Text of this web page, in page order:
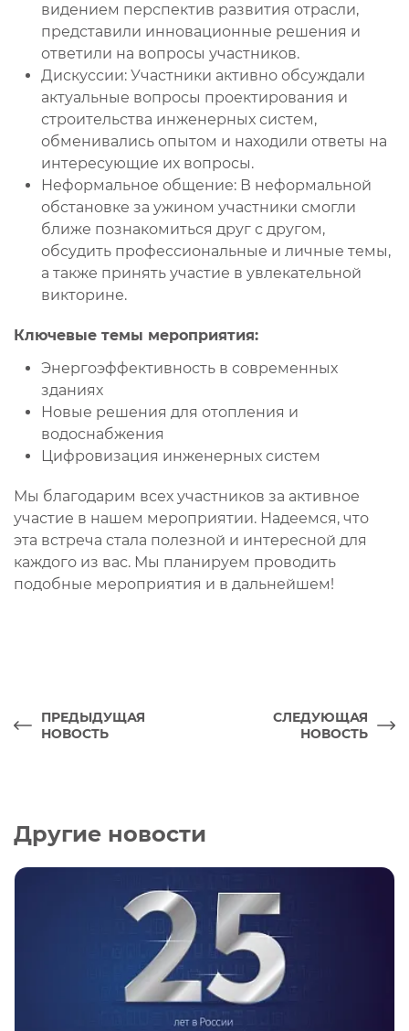
видением перспектив развития отрасли,
представили инновационные решения и
ответили на вопросы участников.
Дискуссии: Участники активно обсуждали
актуальные вопросы проектирования и
строительства инженерных систем,
обменивались опытом и находили ответы на
интересующие их вопросы.
Неформальное общение: В неформальной
обстановке за ужином участники смогли
ближе познакомиться друг с другом,
обсудить профессиональные и личные темы,
а также принять участие в увлекательной
викторине.
Ключевые темы мероприятия:
Энергоэффективность в современных
зданиях
Новые решения для отопления и
водоснабжения
Цифровизация инженерных систем
Мы благодарим всех участников за активное
участие в нашем мероприятии. Надеемся, что
эта встреча стала полезной и интересной для
каждого из вас. Мы планируем проводить
подобные мероприятия и в дальнейшем!
ПРЕДЫДУЩАЯ
НОВОСТЬ
СЛЕДУЮЩАЯ
НОВОСТЬ
Другие новости